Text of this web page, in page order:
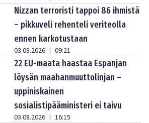
Nizzan terroristi tappoi 86 ihmistä
– pikkuveli rehenteli veriteolla
ennen karkotustaan
03.08.2026 | 09:21
22 EU-maata haastaa Espanjan
löysän maahanmuuttolinjan –
uppiniskainen
sosialistipääministeri ei taivu
03.08.2026 | 16:15